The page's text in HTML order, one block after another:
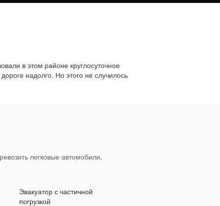
в этом районе круглосуточное
надолго. Но этого не случилось
легковые автомобили,
Эвакуатор с частичной
погрузкой